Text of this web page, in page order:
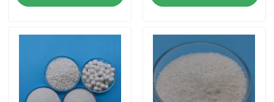
Wisata pabrik